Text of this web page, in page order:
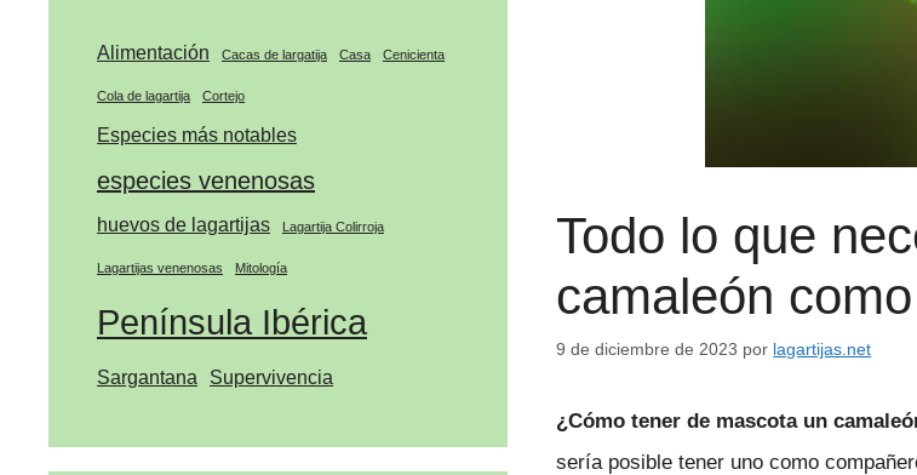
Todo lo que
camaleón
9 de diciembre de 2023 por lagartijas.net
¿Cómo tener de mascota un
sería posible tener uno como
Alimentación Cacas de largatija Casa Cenicienta
Cola de lagartija Cortejo
Especies más notables
especies venenosas
huevos de lagartijas Lagartija Colirroja
Lagartijas venenosas Mitología
Península Ibérica
Sargantana Supervivencia